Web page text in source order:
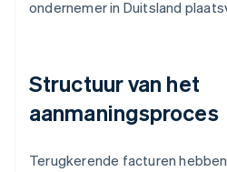
ondernemer in Duitsland
Structuur van het
aanmaningsproces
Terugkerende facturen